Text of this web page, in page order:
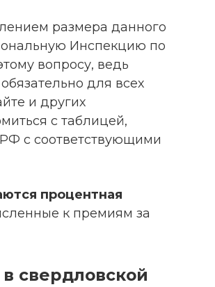
размера данного
Инспекцию по
вопросу, ведь
для всех
и других
с таблицей,
с соответствующими
процентная
к премиям за
свердловской